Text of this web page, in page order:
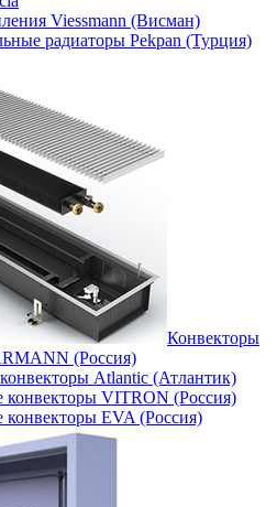
Viessmann (Висман)
радиаторы Pekpan (Турция)
Конвекторы
(Россия)
Atlantic (Атлантик)
конвекторы VITRON (Россия)
EVA (Россия)